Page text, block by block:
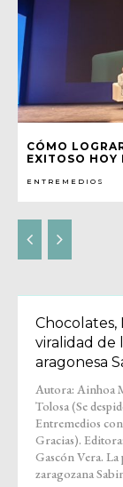
CÓMO
EXITOSO HOY
ENTREMEDIOS
viralidad de
aragonesa
Autora: Ainhoa
Tolosa (Se
Entremedios con
Gracias). Editora: Patricia
Gascón Vera. La periodista
zaragozana
tras años como
televisión y locutora de
para
comenzó su andadura en